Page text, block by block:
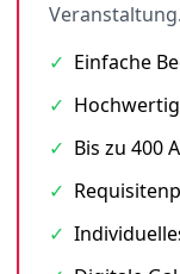
Veranstaltung.
✓ Einfache
✓
✓ Bis zu 400
✓
✓